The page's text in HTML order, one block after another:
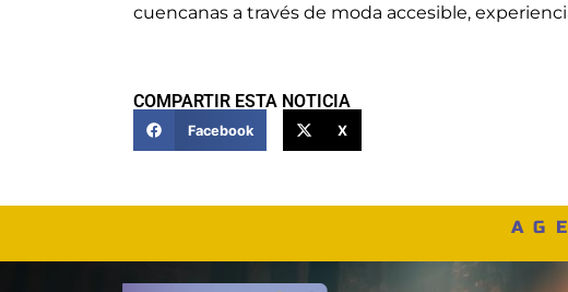
cuencanas a través de moda accesible,
COMPARTIR ESTA NOTICIA
Facebook X